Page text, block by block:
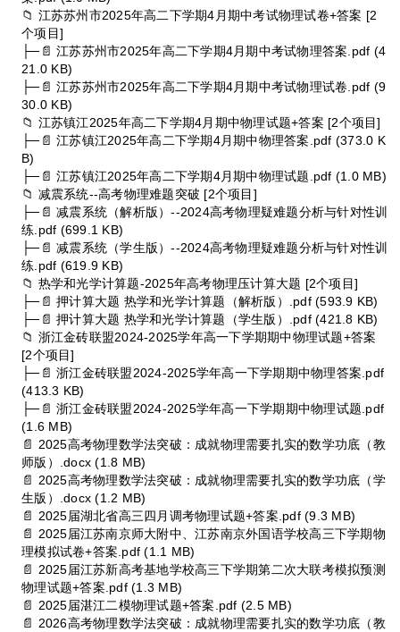
📁 江苏苏州市2025年高二下学期4月期中考试物理试卷+答案 [2
个项目]
├─📄 江苏苏州市2025年高二下学期4月期中考试物理答案.pdf (4
21.0 KB)
├─📄 江苏苏州市2025年高二下学期4月期中考试物理试卷.pdf (9
30.0 KB)
📁 江苏镇江2025年高二下学期4月期中物理试题+答案 [2个项目]
├─📄 江苏镇江2025年高二下学期4月期中物理答案.pdf (373.0 K
B)
├─📄 江苏镇江2025年高二下学期4月期中物理试题.pdf (1.0 MB)
📁 减震系统--高考物理难题突破 [2个项目]
├─📄 减震系统（解析版）--2024高考物理疑难题分析与针对性训
练.pdf (699.1 KB)
├─📄 减震系统（学生版）--2024高考物理疑难题分析与针对性训
练.pdf (619.9 KB)
📁 热学和光学计算题-2025年高考物理压计算大题 [2个项目]
├─📄 押计算大题 热学和光学计算题（解析版）.pdf (593.9 KB)
├─📄 押计算大题 热学和光学计算题（学生版）.pdf (421.8 KB)
📁 浙江金砖联盟2024-2025学年高一下学期期中物理试题+答案
[2个项目]
├─📄 浙江金砖联盟2024-2025学年高一下学期期中物理答案.pdf
(413.3 KB)
├─📄 浙江金砖联盟2024-2025学年高一下学期期中物理试题.pdf
(1.6 MB)
📄 2025高考物理数学法突破：成就物理需要扎实的数学功底（教
师版）.docx (1.8 MB)
📄 2025高考物理数学法突破：成就物理需要扎实的数学功底（学
生版）.docx (1.2 MB)
📄 2025届湖北省高三四月调考物理试题+答案.pdf (9.3 MB)
📄 2025届江苏南京师大附中、江苏南京外国语学校高三下学期物
理模拟试卷+答案.pdf (1.1 MB)
📄 2025届江苏新高考基地学校高三下学期第二次大联考模拟预测
物理试题+答案.pdf (1.3 MB)
📄 2025届湛江二模物理试题+答案.pdf (2.5 MB)
📄 2026高考物理数学法突破：成就物理需要扎实的数学功底（教